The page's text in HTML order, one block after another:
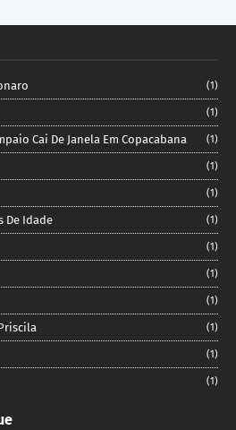
(1)
(1)
Cai De Janela Em Copacabana (1)
(1)
(1)
De Idade (1)
(1)
(1)
(1)
(1)
(1)
(1)